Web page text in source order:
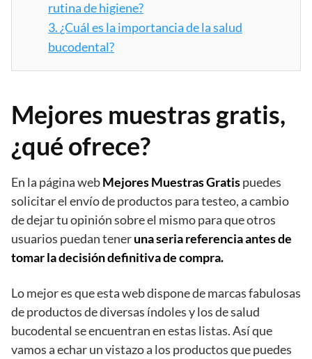
rutina de higiene?
3. ¿Cuál es la importancia de la salud
bucodental?
Mejores muestras gratis,
¿qué ofrece?
En la página webMejores Muestras Gratispuedes
solicitar el envío de productos para testeo, a cambio
de dejar tu opinión sobre el mismo para que otros
usuarios puedan teneruna seria referencia antes de
tomar la decisión definitiva de compra.
Lo mejor es que esta web dispone de marcas fabulosas
de productos de diversas índoles y los de salud
bucodental se encuentran en estas listas. Así que
vamos a echar un vistazo a los productos que puedes